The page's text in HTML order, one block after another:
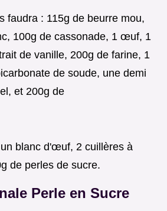
faudra : 115g de beurre mou,
100g de cassonade, 1 œuf, 1
de vanille, 200g de farine, 1
de soude, une demi
et 200g de
blanc d'œuf, 2 cuillères à
de perles de sucre.
Perle en Sucre